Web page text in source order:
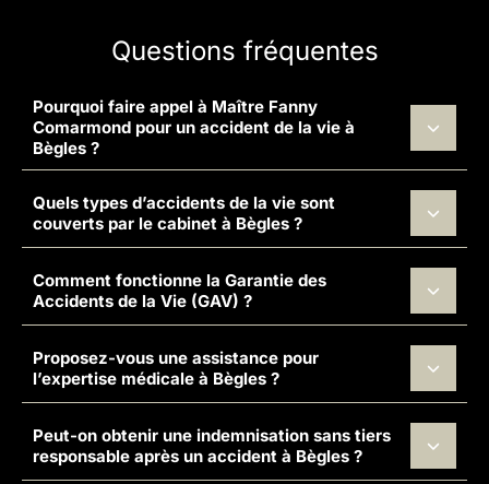
Questions fréquentes
Pourquoi faire appel à Maître Fanny
Comarmond pour un accident de la vie à
Bègles ?
Quels types d’accidents de la vie sont
couverts par le cabinet à Bègles ?
Comment fonctionne la Garantie des
Accidents de la Vie (GAV) ?
Proposez-vous une assistance pour
l’expertise médicale à Bègles ?
Peut-on obtenir une indemnisation sans tiers
responsable après un accident à Bègles ?